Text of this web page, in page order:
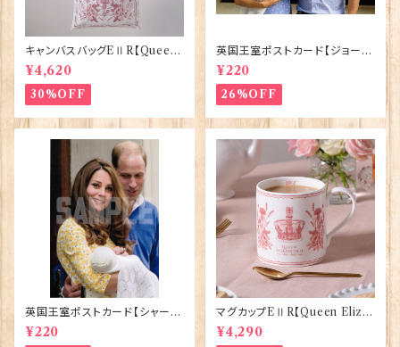
キャンバスバッグEⅡR【Queen
ElizabethⅡ Commemorativ
e】Victoria Eggs 90332
¥4,620
30%OFF
英国王室ポストカード【ジョージ
王子ご誕生】Pageantry Post
card 90183-JEF100
¥220
26%OFF
英国王室ポストカード【シャーロ
ット王女2】Pageantry Postca
rd 90183-JEF202
¥220
マグカップEⅡR【Queen Eliza
bethⅡ Commemorative】Vi
ctoria Eggs 50126
¥4,290